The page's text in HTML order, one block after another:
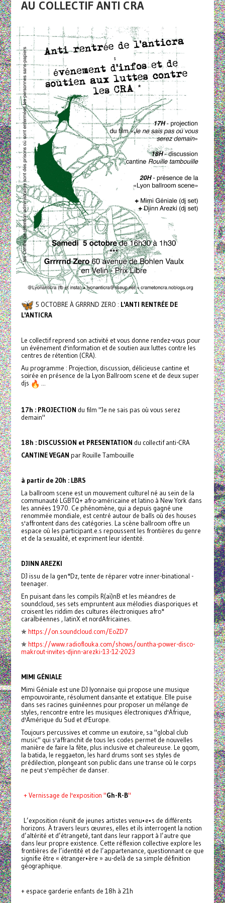
AU COLLECTIF ANTI CRA
5 OCTOBRE À GRRRND ZERO : L'ANTI RENTRÉE DE
L'ANTICRA
Le collectif reprend son activité et vous donne rendez-vous pour
un événement d'information et de soutien aux luttes contre les
centres de rétention (CRA).
Au programme : Projection, discussion, délicieuse cantine et
soirée en présence de la Lyon Ballroom scene et de deux super
djs
...
17h : PROJECTION du film "Je ne sais pas où vous serez
demain"
18h : DISCUSSION et PRESENTATION du collectif anti-CRA
CANTINE VEGAN par Rouille Tambouille
à partir de 20h : LBRS
La ballroom scene est un mouvement culturel né au sein de la
communauté LGBTQ+ afro-américaine et latino à New York dans
les années 1970. Ce phénomène, qui a depuis gagné une
renommée mondiale, est centré autour de balls où des houses
s'affrontent dans des catégories. La scène ballroom offre un
espace où les participant.e.s repoussent les frontières du genre
et de la sexualité, et expriment leur identité.
DJINN AREZKI
DJ issu de la gen*Dz, tente de réparer votre inner-binational -
teenager.
En puisant dans les compils R(aï)nB et les méandres de
soundcloud, ses sets empruntent aux mélodies diasporiques et
croisent les riddim des cultures électroniques afro*
caraÏbéennes , latinX et nordAfricaines.
✯https://on.soundcloud.com/EoZD7
✯https://www.radioflouka.com/shows/ountha-power-disco-
makrout-invites-djinn-arezki-13-12-2023
MIMI GÉNIALE
Mimi Géniale est une DJ lyonnaise qui propose une musique
empouvoirante, résolument dansante et extatique. Elle puise
dans ses racines guinéennes pour proposer un mélange de
styles, rencontre entre les musiques électroniques d'Afrique,
d'Amérique du Sud et d'Europe.
Toujours percussives et comme un exutoire, sa "global club
music" qui s'affranchit de tous les codes permet de nouvelles
manière de faire la fête, plus inclusive et chaleureuse. Le gqom,
la batida, le reggaeton, les hard drums sont ses styles de
prédilection, plongeant son public dans une transe où le corps
ne peut s'empêcher de danser.
+ Vernissage de l'exposition "Gh-R-B"
L’exposition réunit de jeunes artistes venu•e•s de différents
horizons. À travers leurs œuvres, elles et ils interrogent la notion
d’altérité et d’étrangeté, tant dans leur rapport à l’autre que
dans leur propre existence. Cette réflexion collective explore les
frontières de l’identité et de l’appartenance, questionnant ce que
signifie être « étranger•ère » au-delà de sa simple définition
géographique.
+ espace garderie enfants de 18h à 21h